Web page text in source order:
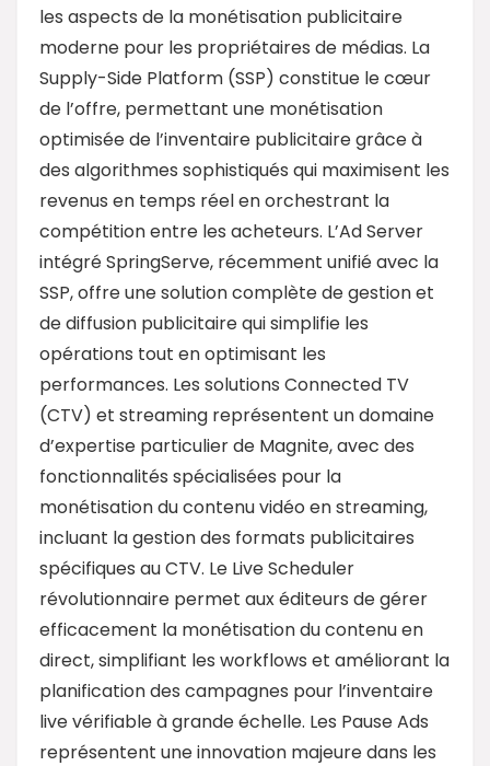
les aspects de la monétisation publicitaire
moderne pour les propriétaires de médias. La
Supply-Side Platform (SSP) constitue le cœur
de l’offre, permettant une monétisation
optimisée de l’inventaire publicitaire grâce à
des algorithmes sophistiqués qui maximisent les
revenus en temps réel en orchestrant la
compétition entre les acheteurs. L’Ad Server
intégré SpringServe, récemment unifié avec la
SSP, offre une solution complète de gestion et
de diffusion publicitaire qui simplifie les
opérations tout en optimisant les
performances. Les solutions Connected TV
(CTV) et streaming représentent un domaine
d’expertise particulier de Magnite, avec des
fonctionnalités spécialisées pour la
monétisation du contenu vidéo en streaming,
incluant la gestion des formats publicitaires
spécifiques au CTV. Le Live Scheduler
révolutionnaire permet aux éditeurs de gérer
efficacement la monétisation du contenu en
direct, simplifiant les workflows et améliorant la
planification des campagnes pour l’inventaire
live vérifiable à grande échelle. Les Pause Ads
représentent une innovation majeure dans les